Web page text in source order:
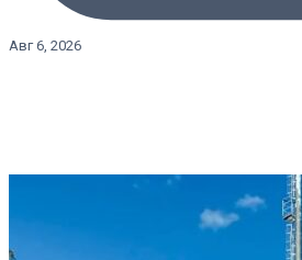
Авг 6, 2026